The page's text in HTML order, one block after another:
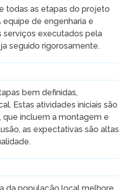
todas as etapas do projeto
de engenharia e
serviços executados pela
seguido rigorosamente.
bem definidas,
Estas atividades iniciais são
incluem a montagem e
as expectativas são altas